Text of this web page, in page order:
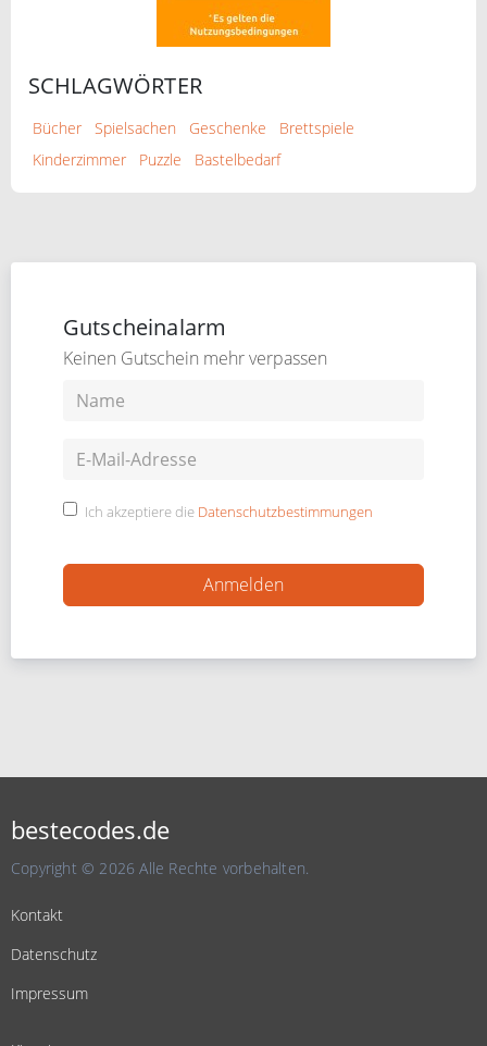
SCHLAGWÖRTER
Bücher Spielsachen Geschenke
Brettspiele
Kinderzimmer
Puzzle Bastelbedarf
Gutscheinalarm
Keinen Gutschein mehr verpassen
Ich akzeptiere die Datenschutzbestimmungen
bestecodes.de
Copyright © 2026 Alle Rechte vorbehalten.
Kontakt
Datenschutz
Impressum